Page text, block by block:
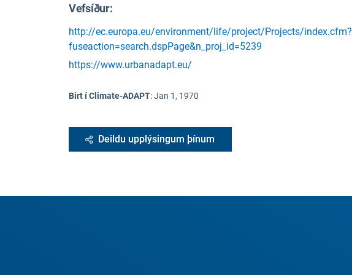
Vefsíður:
http://ec.europa.eu/environment/life/project/Projects/index.cfm?
fuseaction=search.dspPage&n_proj_id=5239
https://www.urbanadapt.eu/
Birt í Climate-ADAPT:Jan 1, 1970
Deildu upplýsingum þínum